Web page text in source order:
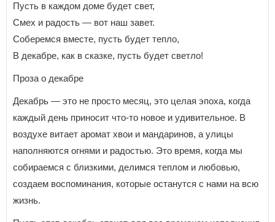
Пусть в каждом доме будет свет,
Смех и радость — вот наш завет.
Соберемся вместе, пусть будет тепло,
В декабре, как в сказке, пусть будет светло!
Проза о декабре
Декабрь — это не просто месяц, это целая эпоха, когда
каждый день приносит что-то новое и удивительное. В
воздухе витает аромат хвои и мандаринов, а улицы
наполняются огнями и радостью. Это время, когда мы
собираемся с близкими, делимся теплом и любовью,
создаем воспоминания, которые останутся с нами на всю
жизнь.